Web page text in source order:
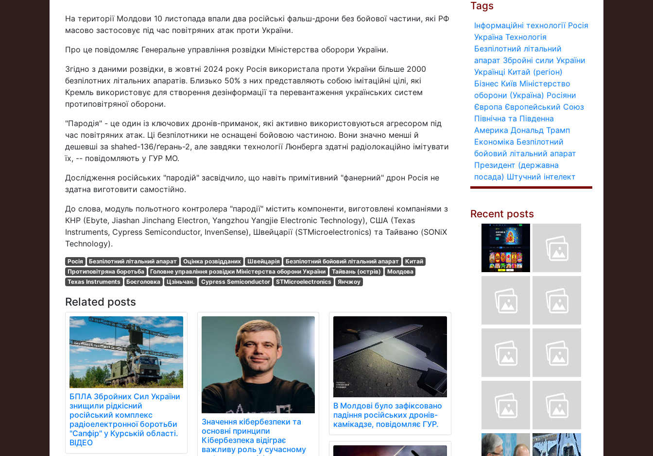
На території Молдови 10 листопада впали два російські фальш-дрони без бойової частини, які РФ
масово застосовує під час повітряних атак проти України.
Про це повідомляє Генеральне управління розвідки Міністерства оборори України.
Згідно з даними розвідки, в жовтні 2024 року Росія використала проти України більше 2000
безпілотних літальних апаратів. Близько 50% з них представляють собою імітаційні цілі, які
Кремль використовує для створення дезінформації та перевантаження українських систем
протиповітряної оборони.
"Пародія" - це один із ключових дронів-приманок, які активно використовуються агресором під
час повітряних атак. Ці безпілотники не оснащені бойовою частиною. Вони значно менші й
дешевші за shahed-136/ґерань-2, але завдяки технології Люнберга здатні радіолокаційно імітувати
їх, -- повідомляють у ГУР МО.
Дослідження російських "пародій" засвідчило, що навіть примітивний "фанерний" дрон Росія не
здатна виготовити самостійно.
До слова, модуль польотного контролера "пародії" містить компоненти, виготовлені компаніями з
КНР (Ebyte, Jiashan Jinchang Electron, Yangzhou Yangjie Electronic Technology), США (Texas
Instruments, Cypress Semiconductor, InvenSense), Швейцарії (STMicroelectronics) та Тайваню (SONiX
Technology).
Росія Безпілотний літальний апарат Оцінка розвідданих Швейцарія Безпілотний бойовий літальний апарат
Китай
Протиповітряна боротьба
Головне управління розвідки Міністерства оборони України Тайвань (острів)
Молдова
Texas Instruments
Боєголовка Цзіньчан. Cypress Semiconductor STMicroelectronics Янчжоу
Related posts
БПЛА Збройних Сил України
знищили рідкісний
російський комплекс
радіоелектронної боротьби
"Сапфір" у Курській області.
ВІДЕО
Значення кібербезпеки та
основні принципи
Кібербезпека відіграє
важливу роль у сучасному
В Молдові було зафіксовано
падіння російських дронів-
камікадзе, повідомляє ГУР.
Tags
Інформаційні технології Росія
Україна Технологія
Безпілотний літальний
апарат Збройні сили України
Українці Китай (регіон)
Бізнес Київ Міністерство
оборони (Україна) Росіяни
Європа Європейський Союз
Північна та Південна
Америка Дональд Трамп
Економіка Безпілотний
бойовий літальний апарат
Президент (державна
посада) Штучний інтелект
Recent posts